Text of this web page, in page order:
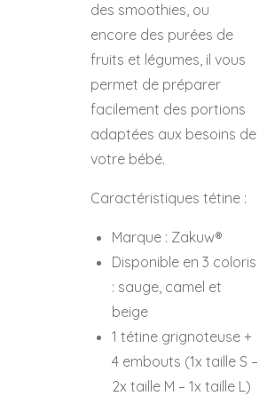
des smoothies, ou
encore des purées de
fruits et légumes, il vous
permet de préparer
facilement des portions
adaptées aux besoins de
votre bébé.
Caractéristiques tétine :
Marque : Zakuw®
Disponible en 3 coloris
: sauge, camel et
beige
1 tétine grignoteuse +
4 embouts (1x taille S –
2x taille M – 1x taille L)